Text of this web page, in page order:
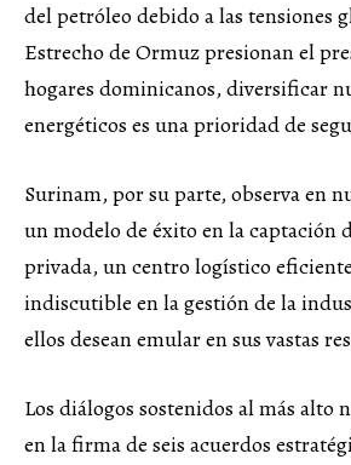
del petróleo debido a las tensiones
Estrecho de Ormuz presionan el
hogares dominicanos, diversificar
energéticos es una prioridad de
Surinam, por su parte, observa en
un modelo de éxito en la captación
privada, un centro logístico
indiscutible en la gestión de la
ellos desean emular en sus vastas
Los diálogos sostenidos al más
en la firma de seis acuerdos